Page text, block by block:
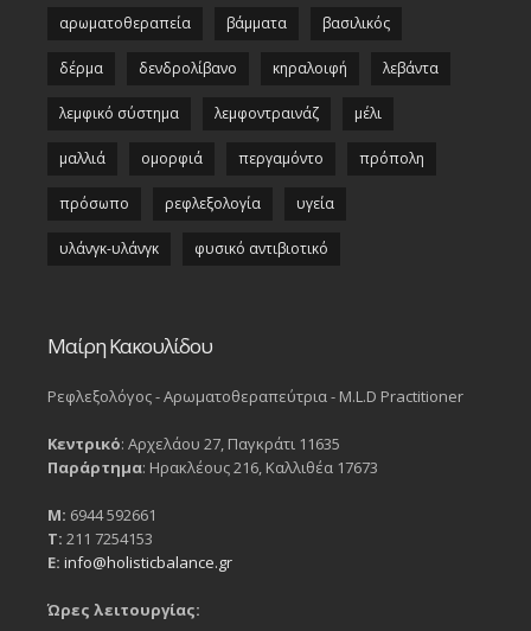
αρωματοθεραπεία βάμματα βασιλικός
δέρμα δενδρολίβανο κηραλοιφή λεβάντα
λεμφικό σύστημα λεμφοντραινάζ μέλι
μαλλιά ομορφιά περγαμόντο πρόπολη
πρόσωπο ρεφλεξολογία υγεία
υλάνγκ-υλάνγκ φυσικό αντιβιοτικό
Μαίρη Κακουλίδου
Ρεφλεξολόγος - Αρωματοθεραπεύτρια - M.L.D Practitioner
Κεντρικό: Αρχελάου 27, Παγκράτι 11635
Παράρτημα: Ηρακλέους 216, Καλλιθέα 17673
Μ: 6944 592661
Τ: 211 7254153
Ε: info@holisticbalance.gr
Ώρες λειτουργίας: